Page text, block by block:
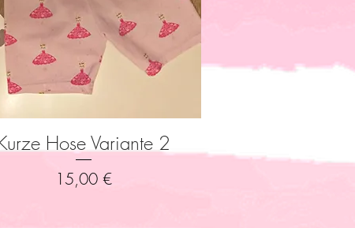
Schnellansicht
Hose Variante 2
Preis
15,00 €